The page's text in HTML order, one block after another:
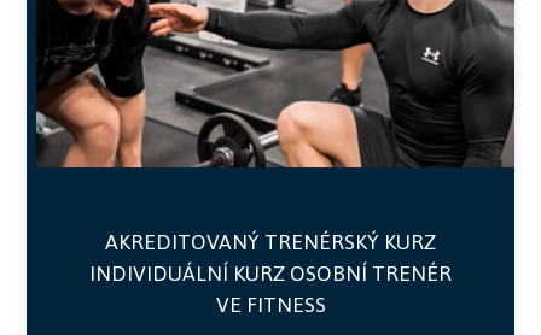
AKREDITOVANÝ TRENÉRSKÝ KURZ
INDIVIDUÁLNÍ KURZ OSOBNÍ TRENÉR
VE FITNESS